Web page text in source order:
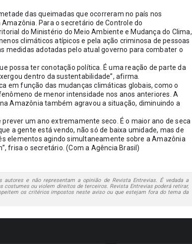
das queimadas que ocorreram no país nos
Para o secretário de Controle do
do Ministério do Meio Ambiente e Mudança do Clima,
climáticos atípicos e pela ação criminosa de pessoas
medidas adotadas pelo atual governo para combater o
possa ter conotação política. É uma reação de parte da
dentro da sustentabilidade”, afirma.
em função das mudanças climáticas globais, como o
de menor intensidade nos anos anteriores. A
Amazônia também agravou a situação, diminuindo a
um ano extremamente seco. É o maior ano de seca
a gente está vendo, não só de baixa umidade, mas de
elementos agindo simultaneamente sobre a Amazônia
frisa o secretário. (Com a Agência Brasil)
e não representam a opinião de Revista Entrevias. É vedada a
costumes ou violem direitos de terceiros. Revista Entrevias poderá retirar,
os critérios impostos neste aviso ou que estejam fora do tema da